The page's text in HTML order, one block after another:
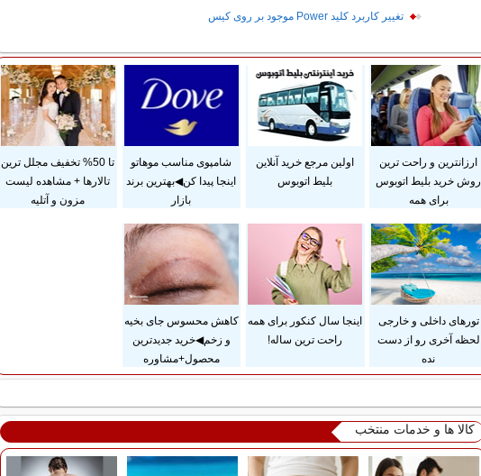
تغییر کاربرد کلید Power موجود بر روی کیس
ارزانترین و راحت ترین
روش خرید بلیط اتوبوس
برای همه
اولین مرجع خرید آنلاین
بلیط اتوبوس
شامپوی مناسب موهاتو
اینجا پیدا کن◀بهترین برند
بازار
تا 50% تخفیف مجلل ترین
تالارها + مشاهده لیست
مزون و آتلیه
تورهای داخلی و خارجی
لحظه آخری رو از دست
نده
اینجا سال کنکور برای همه
راحت ترین ساله!
کاهش محسوس جای بخیه
و زخم◀خرید جدیدترین
محصول+مشاوره
کالا ها و خدمات منتخب